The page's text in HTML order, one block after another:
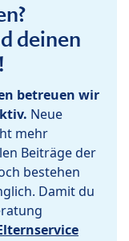
deinen
betreuen wir
Neue
mehr
Beiträge der
bestehen
Damit du